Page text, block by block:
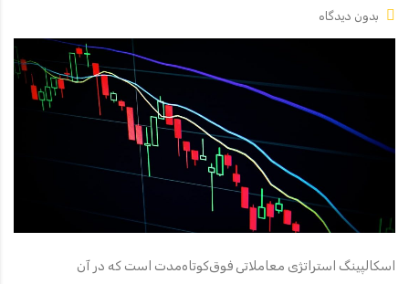
بدون دیدگاه
اسکالپینگ استراتژی معاملاتی فوق‌کوتاه‌مدت است که در آن